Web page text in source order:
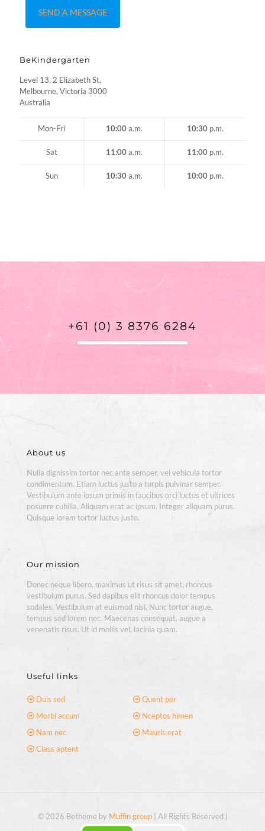
BeKindergarten
Level 13, 2 Elizabeth St,
Melbourne, Victoria 3000
Australia
Mon-Fri 10:00a.m. 10:30 p.m.
Sat 11:00a.m. 11:00 p.m.
Sun 10:30a.m. 10:00 p.m.
+61 (0) 3 8376 6284
About us
Nulla dignissim tortor nec ante semper, vel vehicula tortor
condimentum. Etiam luctus justo a turpis pulvinar semper.
Vestibulum ante ipsum primis in faucibus orci luctus et ultrices
posuere cubilia. Aliquam erat ac ipsum. Integer aliquam purus.
Quisque lorem tortor luctus justo.
Our mission
Donec neque libero, maximus ut risus sit amet, rhoncus
vestibulum purus. Sed dapibus elit rhoncus dolor tempus
sodales. Vestibulum at euismod nisi. Nunc tortor augue,
tempus sed lorem nec. Maecenas consequat, augue a
venenatis risus. Ut id mollis vel, lacinia quam.
Useful links
Duis sed
Morbi accum
Nam nec
Class aptent
Quent per
Nceptos himen
Mauris erat
© 2026 Betheme by Muffin group| All Rights Reserved |
Powered by